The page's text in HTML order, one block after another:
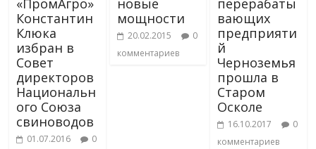
Константин
Клюка
избран в
Совет
директоров
Национальн
ого Союза
свиноводов
01.07.2016
0
мощности
20.02.2015
0
комментариев
вающих
предприяти
й
Черноземья
прошла в
Старом
Осколе
16.10.2017
0
комментариев